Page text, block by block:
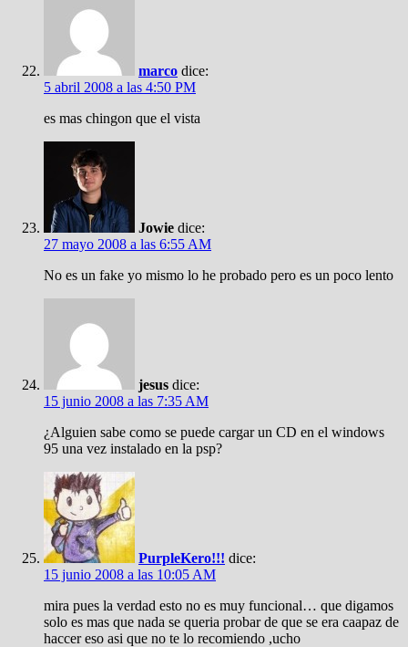
marco dice:
5 abril 2008 a las 4:50 PM
es mas chingon que el vista
Jowie dice:
27 mayo 2008 a las 6:55 AM
No es un fake yo mismo lo he probado pero es un poco lento
jesus dice:
15 junio 2008 a las 7:35 AM
¿Alguien sabe como se puede cargar un CD en el windows
95 una vez instalado en la psp?
PurpleKero!!! dice:
15 junio 2008 a las 10:05 AM
mira pues la verdad esto no es muy funcional… que digamos
solo es mas que nada se queria probar de que se era caapaz de
haccer eso asi que no te lo recomiendo ,ucho